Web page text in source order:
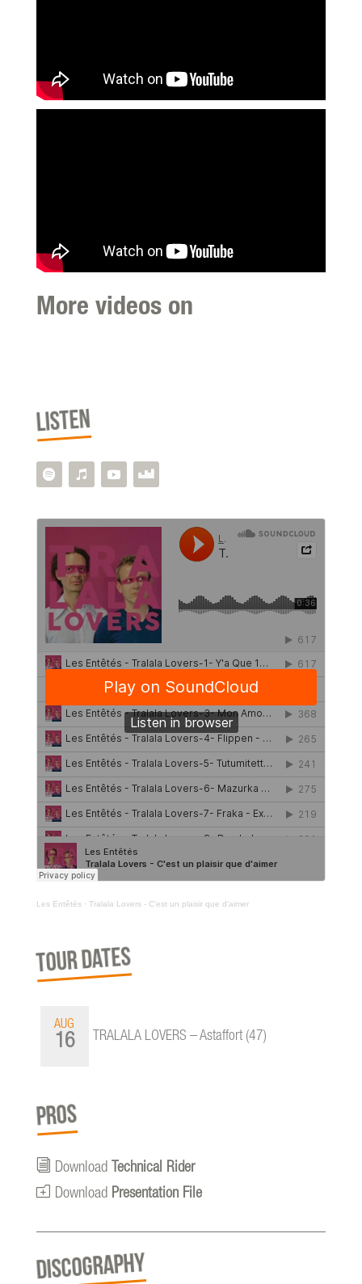
More videos on
LISTEN
Les Entêtés· Tralala Lovers - C'est un plaisir que d'aimer
TOUR DATES
AUG
16 TRALALA LOVERS – Astaffort (47)
PROS
i Download Technical Rider
o Download Presentation File
DISCOGRAPHY